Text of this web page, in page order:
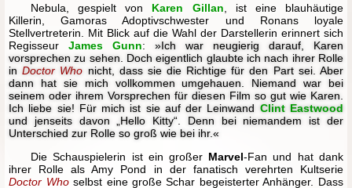
Nebula, gespielt von Karen Gillan , ist eine blauhäutige
Killerin, Gamoras Adoptivschwester und Ronans loyale
Stellvertreterin. Mit Blick auf die Wahl der Darstellerin erinnert sich
RegisseurJames Gunn:»Ich war neugierig darauf, Karen
vorsprechen zu sehen. Doch eigentlich glaubte ich nach ihrer Rolle
inDoctor Who nicht, dass sie die Richtige für den Part sei. Aber
dann hat sie mich vollkommen umgehauen. Niemand war bei
seinem oder ihrem Vorsprechen für diesen Film so gut wie Karen.
Ich liebe sie! Für mich ist sie auf der Leinwand Clint Eastwood
und jenseits davon „Hello Kitty“. Denn bei niemandem ist der
Unterschied zur Rolle so groß wie bei ihr.«
Die Schauspielerin ist ein großer Marvel-Fan und hat dank
ihrer Rolle als Amy Pond in der fanatisch verehrten Kultserie
Doctor Whoselbst eine große Schar begeisterter Anhänger. Dass